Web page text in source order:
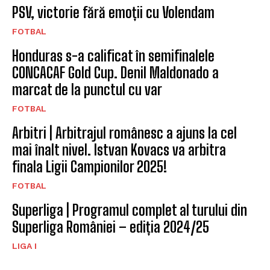
PSV, victorie fără emoții cu Volendam
FOTBAL
Honduras s-a calificat în semifinalele
CONCACAF Gold Cup. Denil Maldonado a
marcat de la punctul cu var
FOTBAL
Arbitri | Arbitrajul românesc a ajuns la cel
mai înalt nivel. Istvan Kovacs va arbitra
finala Ligii Campionilor 2025!
FOTBAL
Superliga | Programul complet al turului din
Superliga României – ediția 2024/25
LIGA I